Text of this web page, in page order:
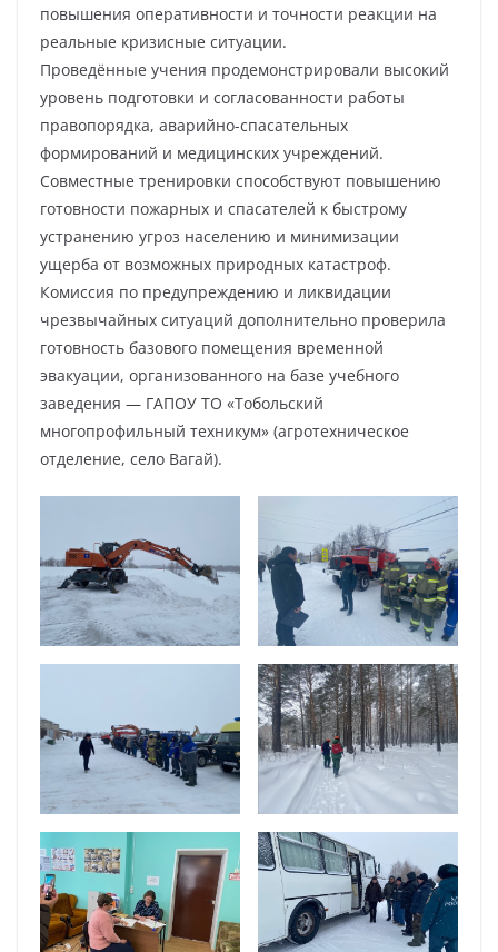
повышения оперативности и точности реакции на
реальные кризисные ситуации.
Проведённые учения продемонстрировали высокий
уровень подготовки и согласованности работы
правопорядка, аварийно-спасательных
формирований и медицинских учреждений.
Совместные тренировки способствуют повышению
готовности пожарных и спасателей к быстрому
устранению угроз населению и минимизации
ущерба от возможных природных катастроф.
Комиссия по предупреждению и ликвидации
чрезвычайных ситуаций дополнительно проверила
готовность базового помещения временной
эвакуации, организованного на базе учебного
заведения — ГАПОУ ТО «Тобольский
многопрофильный техникум» (агротехническое
отделение, село Вагай).